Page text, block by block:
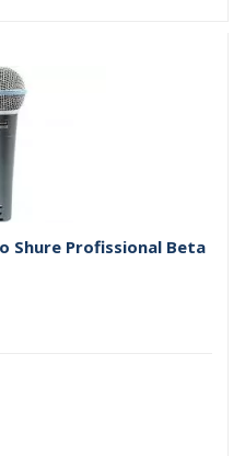
Shure Profissional Beta